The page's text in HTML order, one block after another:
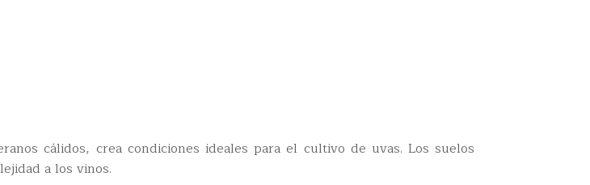
cálidos, crea condiciones ideales para el cultivo de uvas. Los suelos
a los vinos.